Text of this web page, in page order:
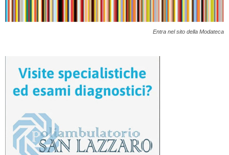
Entra nel sito della Modateca